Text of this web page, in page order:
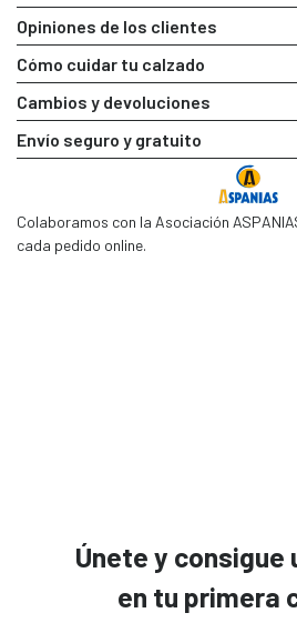
Opiniones de los clientes
Cómo cuidar tu calzado
Cambios y devoluciones
Envío seguro y gratuito
Colaboramos con la Asociación
cada pedido online.
Únete y consigue
en tu primera